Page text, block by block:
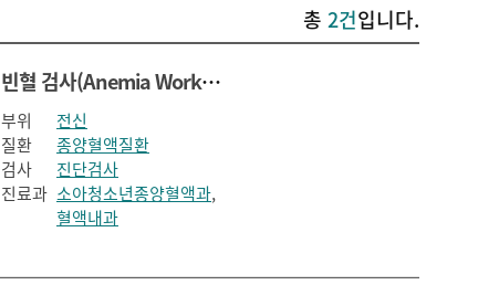
총 2건입니다.
빈혈 검사(Anemia Work-up)
부위
전신
질환
종양혈액질환
검사
진단검사
진료과 소아청소년종양혈액과,
혈액내과